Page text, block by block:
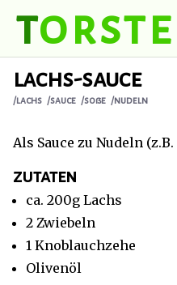
t
lachs-sauce
/lachs /sauce /soße /nudeln
Als Sauce zu Nudeln
zutaten
ca. 200g Lachs
2 Zwiebeln
1 Knoblauchzehe
Olivenöl